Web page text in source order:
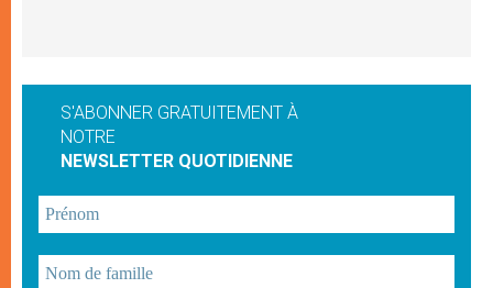
S'ABONNER GRATUITEMENT À
NOTRE
NEWSLETTER QUOTIDIENNE